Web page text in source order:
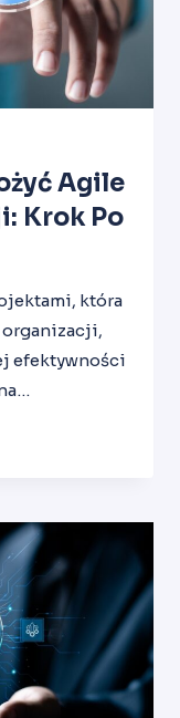
Agile
Krok Po
która
efektywności